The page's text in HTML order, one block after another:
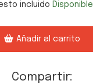
incluido Disponible
Añadir al carrito
Compartir: